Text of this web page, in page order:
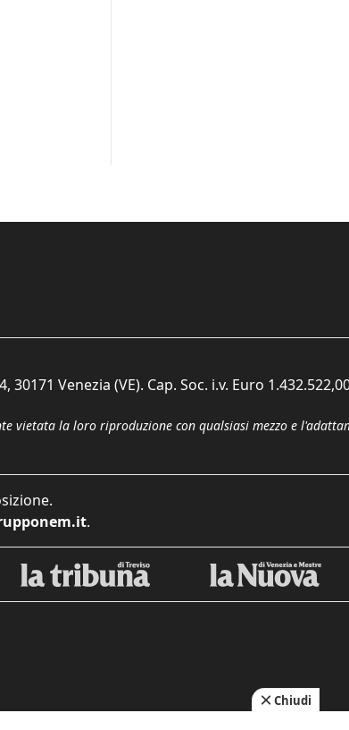
Venezia (VE). Cap. Soc. i.v. Euro 1.432.522,00
vietata la loro riproduzione con qualsiasi mezzo e
.
Chiudi